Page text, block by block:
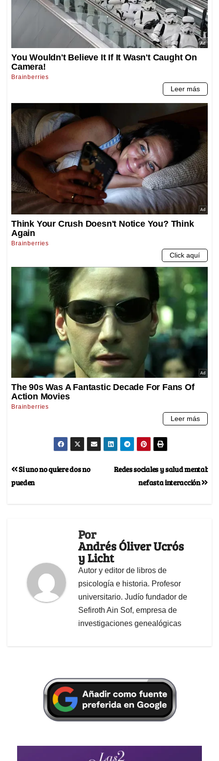
Redes sociales y salud mental:
nefasta interacción
Si uno no quiere dos no
pueden
Por
Andrés Óliver Ucrós
y Licht
Autor y editor de libros de
psicología e historia. Profesor
universitario. Judío fundador de
Sefiroth Ain Sof, empresa de
investigaciones genealógicas